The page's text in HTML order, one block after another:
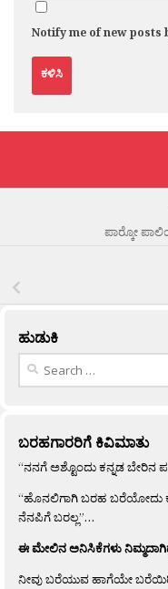
Notify me of new posts
ಪಾರ‍್ಕೋ
ಹುಡುಕಿ
Search
ಬರಹಗಾರರಿಗೆ ಕಿವಿಮಾತು
“ನನಗೆ ಅಶ್ಟೊಂದು ಕನ್ನಡ ಬೇರಿನ
“ಹೊನಲಿಗಾಗಿ ಬರಹ ಬರೆಯೋದು
ನೆನಪಿಗೆ ಬರಲ್ಲ”…
ಈ ಮೇಲಿನ ಅನಿಸಿಕೆಗಳು
ನೀವು ಬರೆಯುವ ಹಾಗೆಯೇ